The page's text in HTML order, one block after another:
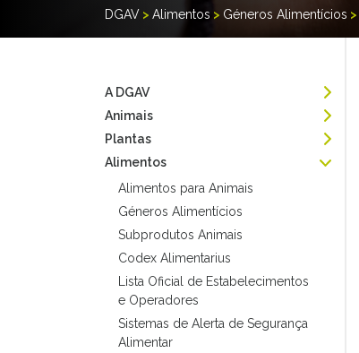
DGAV > Alimentos > Géneros Alimentícios >
A DGAV
Animais
Plantas
Alimentos
Alimentos para Animais
Géneros Alimentícios
Subprodutos Animais
Codex Alimentarius
Lista Oficial de Estabelecimentos
e Operadores
Sistemas de Alerta de Segurança
Alimentar